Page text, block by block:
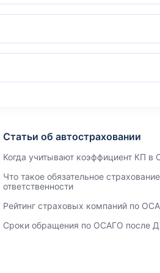
Статьи об автостраховании
Когда учитывают коэффициент КП в
Что такое обязательное
ответственности
Рейтинг страховых компаний по
Сроки обращения по ОСАГО после